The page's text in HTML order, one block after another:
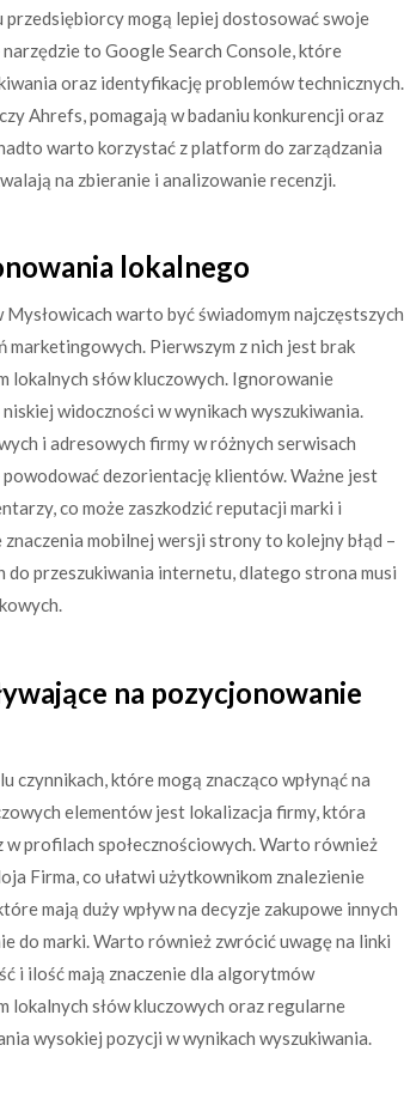
mogą lepiej dostosować swoje
to Google Search Console, które
oraz identyfikację problemów technicznych.
Ahrefs, pomagają w badaniu konkurencji oraz
warto korzystać z platform do zarządzania
na zbieranie i analizowanie recenzji.
lokalnego
warto być świadomym najczęstszych
marketingowych. Pierwszym z nich jest brak
słów kluczowych. Ignorowanie
widoczności w wynikach wyszukiwania.
i adresowych firmy w różnych serwisach
dezorientację klientów. Ważne jest
co może zaszkodzić reputacji marki i
mobilnej wersji strony to kolejny błąd –
przeszukiwania internetu, dlatego strona musi
na pozycjonowanie
czynnikach, które mogą znacząco wpłynąć na
elementów jest lokalizacja firmy, która
profilach społecznościowych. Warto również
Firma, co ułatwi użytkownikom znalezienie
mają duży wpływ na decyzje zakupowe innych
do marki. Warto również zwrócić uwagę na linki
i ilość mają znaczenie dla algorytmów
słów kluczowych oraz regularne
wysokiej pozycji w wynikach wyszukiwania.